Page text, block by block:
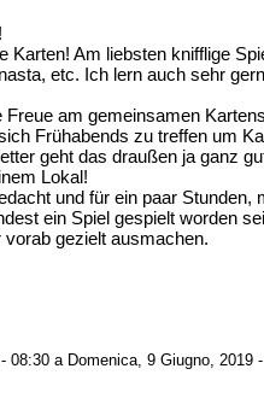
Karten! Am liebsten knifflige
etc. Ich lern auch sehr
Freue am gemeinsamen
Frühabends zu treffen um
geht das draußen ja ganz
Lokal!
und für ein paar Stunden,
ein Spiel gespielt worden
gezielt ausmachen.
08:30 a Domenica, 9 Giugno, 2019